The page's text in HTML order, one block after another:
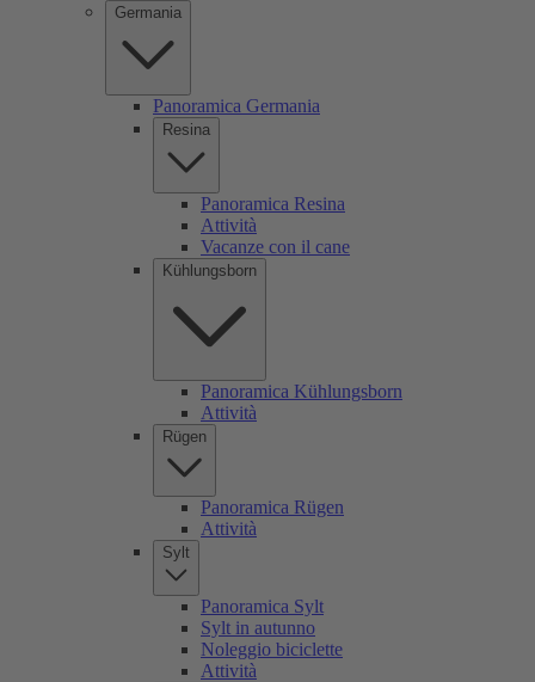
Germania
Panoramica Germania
Resina
Panoramica Resina
Attività
Vacanze con il cane
Kühlungsborn
Panoramica Kühlungsborn
Attività
Rügen
Panoramica Rügen
Attività
Sylt
Panoramica Sylt
Sylt in autunno
Noleggio biciclette
Attività